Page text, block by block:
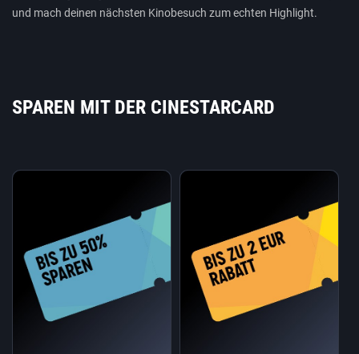
und mach deinen nächsten Kinobesuch zum echten Highlight.
SPAREN MIT DER CINESTARCARD